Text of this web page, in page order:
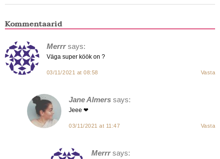
Kommentaarid
Merrr says:
Väga super köök on ?
03/11/2021 at 08:58 Vasta
Jane Almers says:
Jeee ❤
03/11/2021 at 11:47 Vasta
Merrr says: